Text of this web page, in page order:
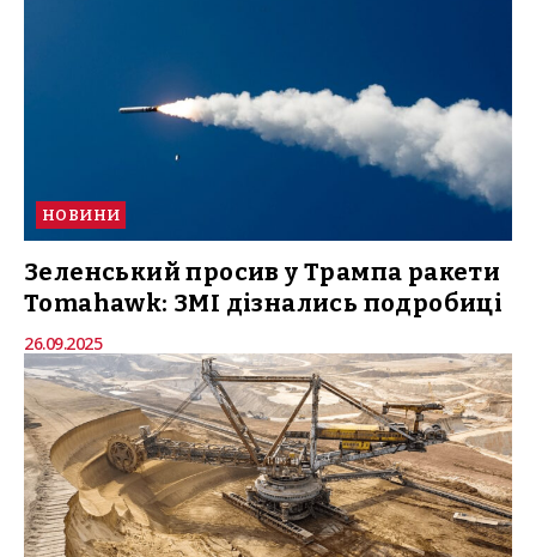
НОВИНИ
Зеленський просив у Трампа ракети
Tomahawk: ЗМІ дізнались подробиці
26.09.2025